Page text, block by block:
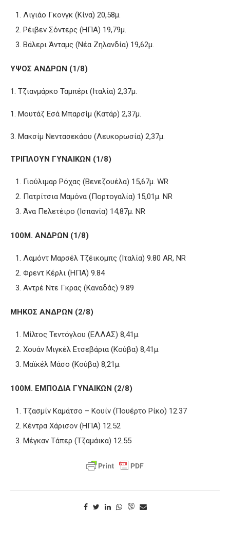
Λιγιάο Γκονγκ (Κίνα) 20,58μ.
Ρέιβεν Σόντερς (ΗΠΑ) 19,79μ.
Βάλερι Άνταμς (Νέα Ζηλανδία) 19,62μ.
ΥΨΟΣ ΑΝΔΡΩΝ (1/8)
1. Τζιανμάρκο Ταμπέρι (Ιταλία) 2,37μ.
1. Μουτάζ Εσά Μπαρσίμ (Κατάρ) 2,37μ.
3. Μακσίμ Νεντασεκάου (Λευκορωσία) 2,37μ.
ΤΡΙΠΛΟΥΝ ΓΥΝΑΙΚΩΝ (1/8)
Γιούλιμαρ Ρόχας (Βενεζουέλα) 15,67μ. WR
Πατρίτσια Μαμόνα (Πορτογαλία) 15,01μ. NR
Άνα Πελετέιρο (Ισπανία) 14,87μ. NR
100Μ. ΑΝΔΡΩΝ (1/8)
Λαμόντ Μαρσέλ Τζέικομπς (Ιταλία) 9.80 AR, NR
Φρεντ Κέρλι (ΗΠΑ) 9.84
Αντρέ Ντε Γκρας (Καναδάς) 9.89
ΜΗΚΟΣ ΑΝΔΡΩΝ (2/8)
Μίλτος Τεντόγλου (ΕΛΛΑΣ) 8,41μ.
Χουάν Μιγκέλ Ετσεβάρια (Κούβα) 8,41μ.
Μαϊκέλ Μάσο (Κούβα) 8,21μ.
100Μ. ΕΜΠΟΔΙΑ ΓΥΝΑΙΚΩΝ (2/8)
Τζασμίν Καμάτσο – Κουίν (Πουέρτο Ρίκο) 12.37
Κέντρα Χάρισον (ΗΠΑ) 12.52
Μέγκαν Τάπερ (Τζαμάικα) 12.55